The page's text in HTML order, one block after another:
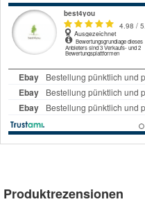
Produktrezensionen